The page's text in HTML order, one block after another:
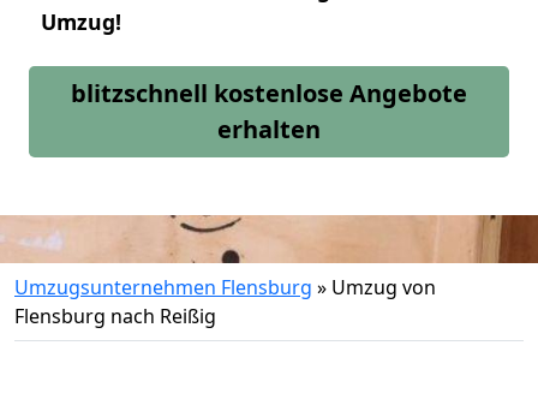
Umzug!
blitzschnell kostenlose Angebote
erhalten
Umzugsunternehmen Flensburg » Umzug von
Flensburg nach Reißig